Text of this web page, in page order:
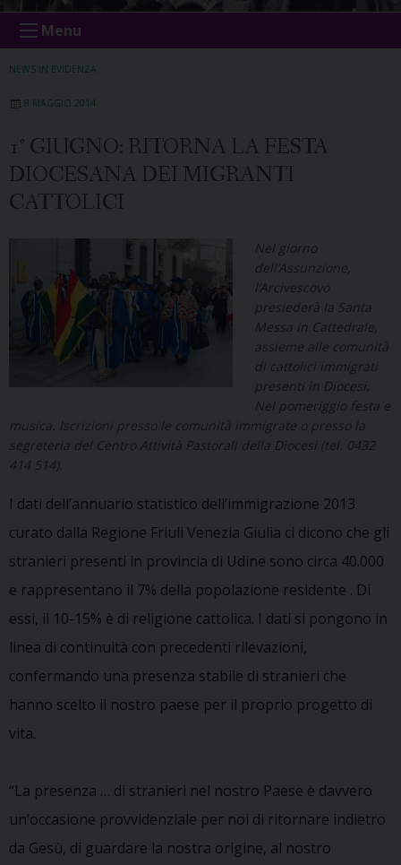
Menu
NEWS IN EVIDENZA
8 MAGGIO 2014
1° GIUGNO: RITORNA LA FESTA
DIOCESANA DEI MIGRANTI
CATTOLICI
Nel giorno
dell’Assunzione,
l’Arcivescovo
presiederà la Santa
Messa in Cattedrale,
assieme alle comunità
di cattolici immigrati
presenti in Diocesi.
Nel pomeriggio festa e
musica. Iscrizioni presso le comunità immigrate o presso la
segreteria del Centro Attività Pastorali della Diocesi (tel. 0432
414 514).
I dati dell’annuario statistico dell’immigrazione 2013
curato dalla Regione Friuli Venezia Giulia ci dicono che gli
stranieri presenti in provincia di Udine sono circa 40.000
e rappresentano il 7% della popolazione residente . Di
essi, il 10-15% è di religione cattolica. I dati si pongono in
linea di continuità con precedenti rilevazioni,
confermando una presenza stabile di stranieri che
hanno scelto il nostro paese per il proprio progetto di
vita.
“La presenza … di stranieri nel nostro Paese è davvero
un’occasione provvidenziale per noi di ritornare indietro
da Gesù, di guardare la nostra origine, al nostro